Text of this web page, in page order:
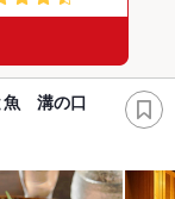
魚 溝の口